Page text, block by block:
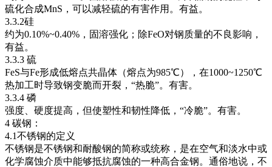
硫化合成MnS，可以减轻硫的有害作用。有益。
3.3.2硅
约为0.10%~0.40%，固溶强化；除FeO对钢质量的不良影响，
有益。
3.3.3 硫
FeS与Fe形成低熔点共晶体（熔点为985℃），在1000~1250℃
热加工时导致钢变脆而开裂，“热脆”。有害。
3.3.4 磷
强度、硬度提高，但使塑性和韧性降低，“冷脆”。有害。
4 碳钢：
4.1不锈钢的定义
不锈钢是不锈钢和耐酸钢的简称或统称，是在空气和淡水中或
化学腐蚀介质中能够抵抗腐蚀的一种高合金钢。通俗地说，不